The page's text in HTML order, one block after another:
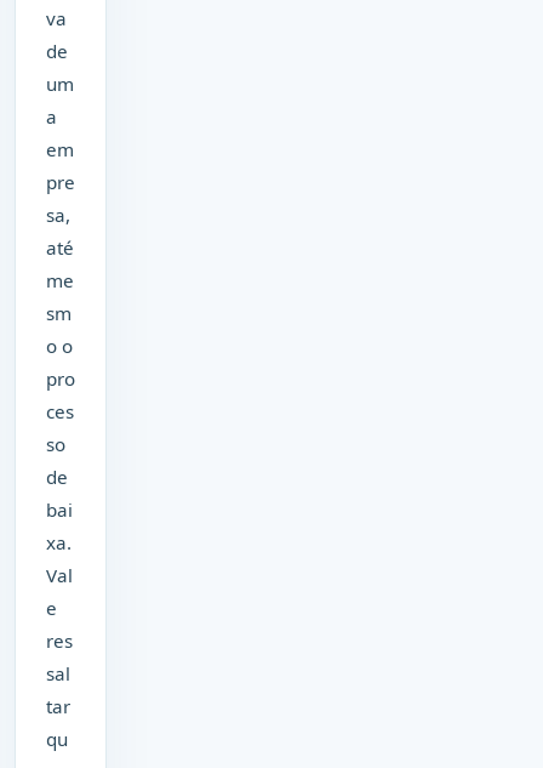
va
de
um
a
em
pre
sa,
até
me
sm
o o
pro
ces
so
de
bai
xa.
Val
e
res
sal
tar
qu